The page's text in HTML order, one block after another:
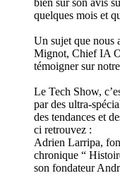
bien sûr son avis
quelques mois et
Un sujet que nous
Mignot, Chief IA
témoigner sur
Le Tech Show,
par des ultra-
des tendances et
ci retrouvez :
Adrien Larripa,
chronique “
son fondateur